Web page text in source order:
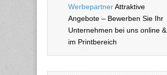
WerbepartnerAttraktive
Angebote – Bewerben Sie Ihr
Unternehmen bei uns online &
im Printbereich